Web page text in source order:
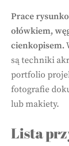
Prace
ołówkiem,
cienkopisem.
są techniki
portfolio
fotografie
lub makiety.
Lista